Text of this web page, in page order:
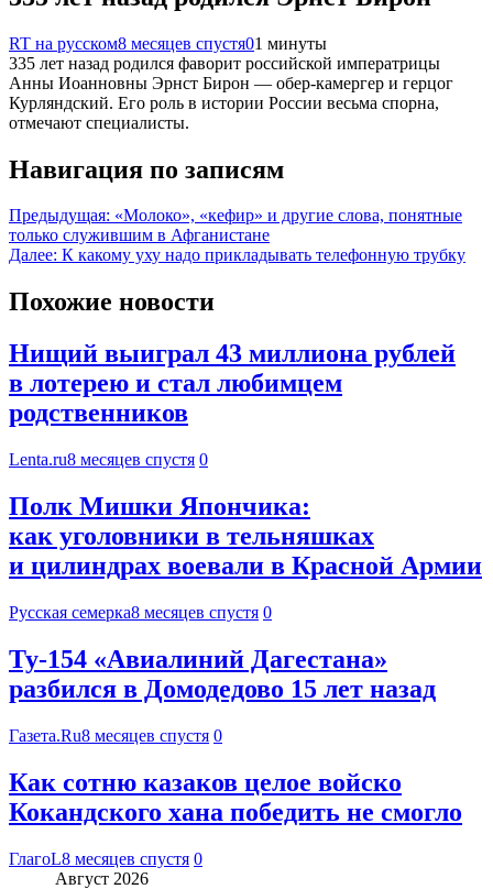
RT на русском8 месяцев спустя01 минуты
335 лет назад родился фаворит российской императрицы
Анны Иоанновны Эрнст Бирон — обер-камергер и герцог
Курляндский. Его роль в истории России весьма спорна,
отмечают специалисты.
Навигация по записям
Предыдущая: «Молоко», «кефир» и другие слова, понятные
только служившим в Афганистане
Далее: К какому уху надо прикладывать телефонную трубку
Похожие новости
Нищий выиграл 43 миллиона рублей
в лотерею и стал любимцем
родственников
Lenta.ru8 месяцев спустя 0
Полк Мишки Япончика:
как уголовники в тельняшках
и цилиндрах воевали в Красной Армии
Русская семерка8 месяцев спустя 0
Ту-154 «Авиалиний Дагестана»
разбился в Домодедово 15 лет назад
Газета.Ru8 месяцев спустя 0
Как сотню казаков целое войско
Кокандского хана победить не смогло
ГлагоL8 месяцев спустя 0
Август 2026